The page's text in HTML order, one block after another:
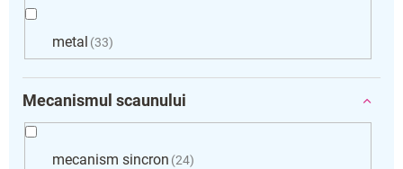
metal 33
Mecanismul scaunului
mecanism sincron 24